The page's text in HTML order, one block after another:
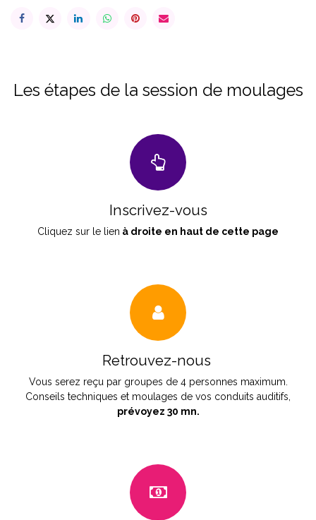
Les étapes de la session de moulages
Inscrivez-vous
Cliquez sur le lien à droite en haut de cette page
Retrouvez-nous
Vous serez reçu par groupes de 4 personnes maximum.
Conseils techniques et moulages de vos conduits auditifs,
prévoyez 30 mn.